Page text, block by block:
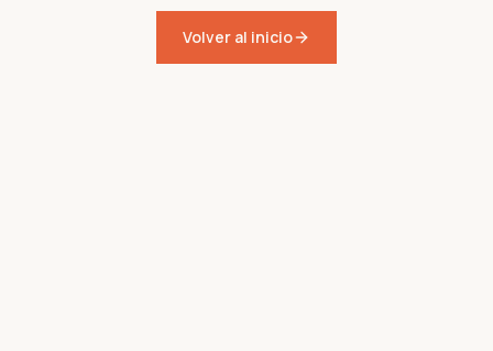
Volver al inicio